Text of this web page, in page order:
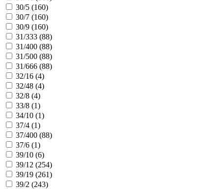
30/5 (160)
30/7 (160)
30/9 (160)
31/333 (88)
31/400 (88)
31/500 (88)
31/666 (88)
32/16 (4)
32/48 (4)
32/8 (4)
33/8 (1)
34/10 (1)
37/4 (1)
37/400 (88)
37/6 (1)
39/10 (6)
39/12 (254)
39/19 (261)
39/2 (243)